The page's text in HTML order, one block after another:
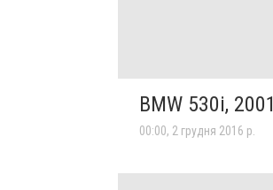
BMW 530i, 2001
00:00, 2 грудня 2016 р.